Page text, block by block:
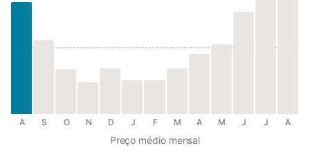
A S O N D J F M A M J J A
Preço médio mensal